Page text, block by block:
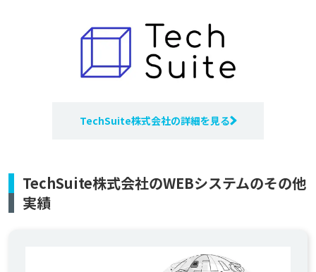
TechSuite株式会社の詳細を見る
TechSuite株式会社のWEBシステムのその他
実績